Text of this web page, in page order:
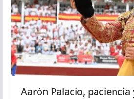
Aarón Palacio,